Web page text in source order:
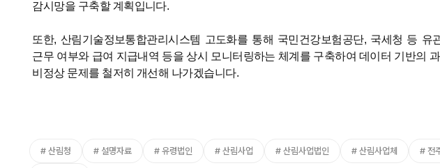
감시망을 구축할 계획입니다.
또한, 산림기술정보통합관리시스템 고도화를 통해 국민건강보험공단, 국세청 등 유
근무 여부와 급여 지급내역 등을 상시 모니터링하는 체계를 구축하여 데이터 기반의
비정상 문제를 철저히 개선해 나가겠습니다.
산림청 설명자료 유령법인 산림사업 산림사업법인 산림사업체 전